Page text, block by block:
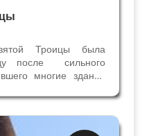
Троицы была
после сильного
многие здания
Св. Зенона в Вероне.
в романском стиле